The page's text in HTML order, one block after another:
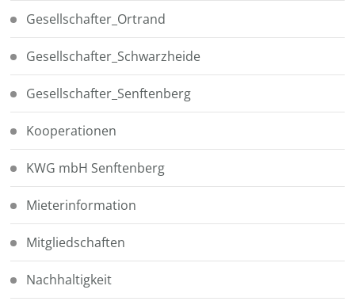
Gesellschafter_Ortrand
Gesellschafter_Schwarzheide
Gesellschafter_Senftenberg
Kooperationen
KWG mbH Senftenberg
Mieterinformation
Mitgliedschaften
Nachhaltigkeit